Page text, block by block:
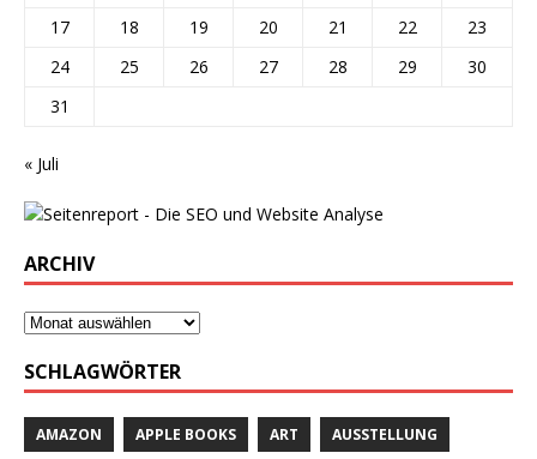
17
18 19 20 21 22
23
24
25 26 27 28 29
30
31
« Juli
ARCHIV
SCHLAGWÖRTER
AMAZON APPLE BOOKS ART AUSSTELLUNG